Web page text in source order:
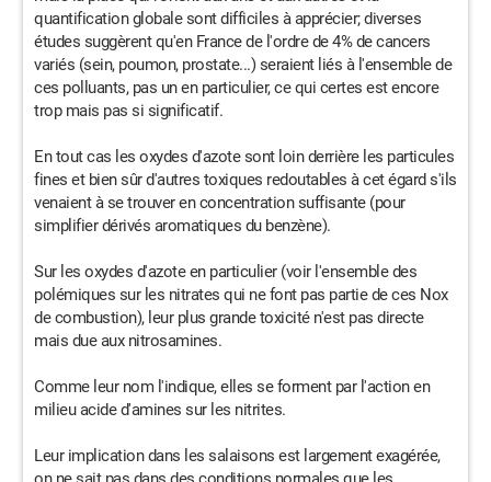
quantification globale sont difficiles à apprécier; diverses
études suggèrent qu'en France de l'ordre de 4% de cancers
variés (sein, poumon, prostate...) seraient liés à l'ensemble de
ces polluants, pas un en particulier, ce qui certes est encore
trop mais pas si significatif.
En tout cas les oxydes d'azote sont loin derrière les particules
fines et bien sûr d'autres toxiques redoutables à cet égard s'ils
venaient à se trouver en concentration suffisante (pour
simplifier dérivés aromatiques du benzène).
Sur les oxydes d'azote en particulier (voir l'ensemble des
polémiques sur les nitrates qui ne font pas partie de ces Nox
de combustion), leur plus grande toxicité n'est pas directe
mais due aux nitrosamines.
Comme leur nom l'indique, elles se forment par l'action en
milieu acide d'amines sur les nitrites.
Leur implication dans les salaisons est largement exagérée,